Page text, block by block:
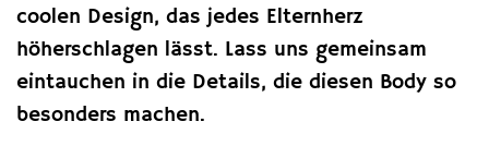
coolen Design, das jedes Elternherz
höherschlagen lässt. Lass uns gemeinsam
eintauchen in die Details, die diesen Body so
besonders machen.